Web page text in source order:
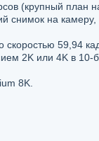
(крупный план
снимок на
59,94
2K или 4K в 10-
8K.